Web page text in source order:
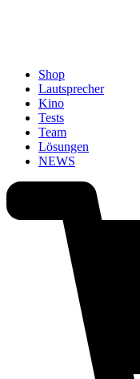
Shop
Lautsprecher
Kino
Tests
Team
Lösungen
NEWS